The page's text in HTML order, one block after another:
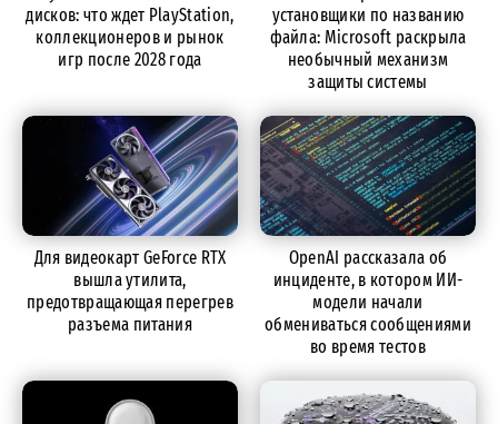
дисков: что ждет PlayStation,
коллекционеров и рынок
игр после 2028 года
установщики по названию
файла: Microsoft раскрыла
необычный механизм
защиты системы
Для видеокарт GeForce RTX
вышла утилита,
предотвращающая перегрев
разъема питания
OpenAI рассказала об
инциденте, в котором ИИ-
модели начали
обмениваться сообщениями
во время тестов